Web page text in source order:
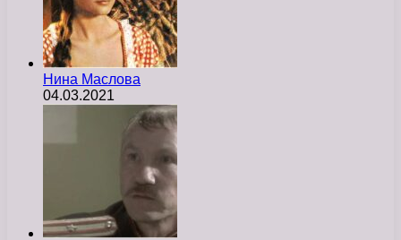
Нина Маслова
04.03.2021